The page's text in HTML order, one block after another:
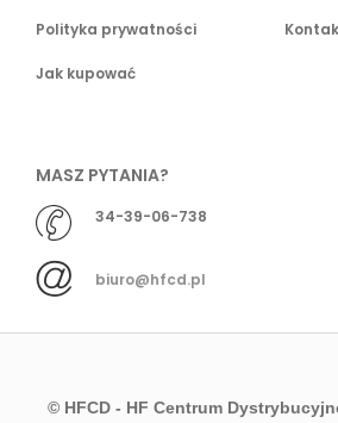
Polityka prywatności
Jak kupować
MASZ PYTANIA?
34-39-06-738
biuro@hfcd.pl
© HFCD - HF Centrum